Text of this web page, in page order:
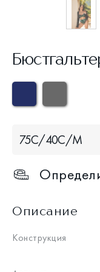
75C/40C/M
Описание
Конструкция